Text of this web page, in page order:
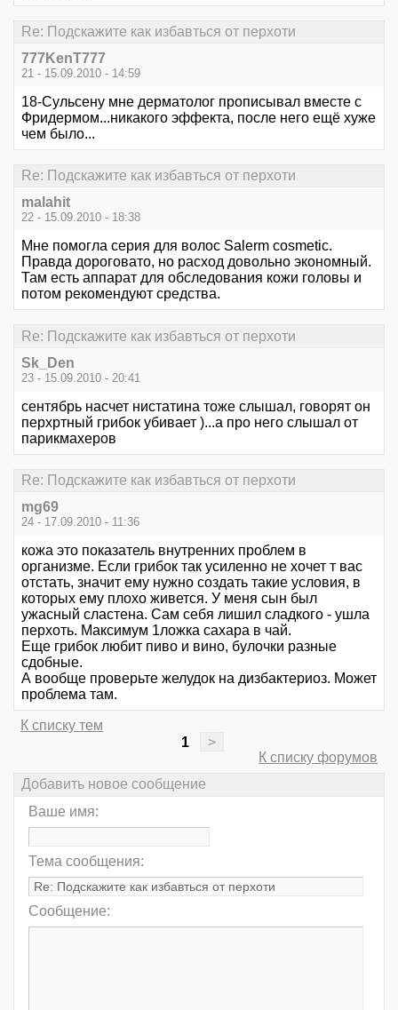
Re: Подскажите как избавться от перхоти
777KenT777
21 - 15.09.2010 - 14:59
18-Сульсену мне дерматолог прописывал вместе с
Фридермом...никакого эффекта, после него ещё хуже
чем было...
Re: Подскажите как избавться от перхоти
malahit
22 - 15.09.2010 - 18:38
Мне помогла серия для волос Salerm cosmetic.
Правда дороговато, но расход довольно экономный.
Там есть аппарат для обследования кожи головы и
потом рекомендуют средства.
Re: Подскажите как избавться от перхоти
Sk_Den
23 - 15.09.2010 - 20:41
сентябрь насчет нистатина тоже слышал, говорят он
перхртный грибок убивает )...а про него слышал от
парикмахеров
Re: Подскажите как избавться от перхоти
mg69
24 - 17.09.2010 - 11:36
кожа это показатель внутренних проблем в
организме. Если грибок так усиленно не хочет т вас
отстать, значит ему нужно создать такие условия, в
которых ему плохо живется. У меня сын был
ужасный сластена. Сам себя лишил сладкого - ушла
перхоть. Максимум 1ложка сахара в чай.
Еще грибок любит пиво и вино, булочки разные
сдобные.
А вообще проверьте желудок на дизбактериоз. Может
проблема там.
К списку тем
1
>
К списку форумов
Добавить новое сообщение
Ваше имя:
Тема сообщения:
Сообщение: